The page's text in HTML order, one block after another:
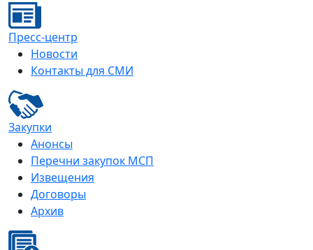
Пресс-центр
Новости
Контакты для СМИ
Закупки
Анонсы
Перечни закупок МСП
Извещения
Договоры
Архив